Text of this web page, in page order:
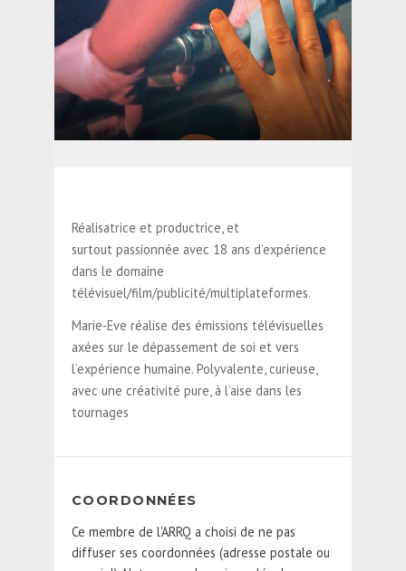
Réalisatrice et productrice, et
surtout passionnée avec 18 ans d’expérience
dans le domaine
télévisuel/film/publicité/multiplateformes.
Marie-Eve réalise des émissions télévisuelles
axées sur le dépassement de soi et vers
l’expérience humaine. Polyvalente, curieuse,
avec une créativité pure, à l’aise dans les
tournages
COORDONNÉES
Ce membre de l'ARRQ a choisi de ne pas
diffuser ses coordonnées (adresse postale ou